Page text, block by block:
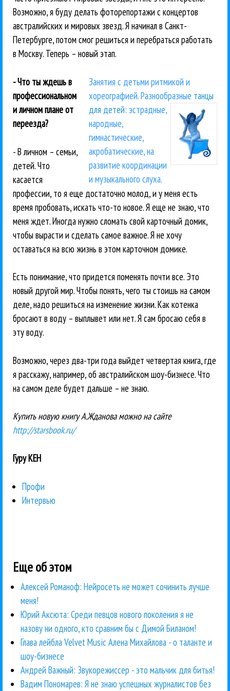
Возможно, я буду делать фоторепортажи с концертов
австралийских и мировых звезд. Я начинал в Санкт-
Петербурге, потом смог решиться и перебраться работать
в Москву. Теперь – новый этап.
Занятия с детьми ритмикой и
хореографией. Разнообразные танцы
для детей: эстрадные,
народные,
гимнастические,
акробатические, на
развитие координации
и музыкального слуха.
- Что ты ждешь в
профессиональном
и личном плане от
переезда?
- В личном – семьи,
детей. Что
касается
профессии, то я еще достаточно молод, и у меня есть
время пробовать, искать что-то новое. Я еще не знаю, что
меня ждет. Иногда нужно сломать свой карточный домик,
чтобы вырасти и сделать самое важное. Я не хочу
оставаться на всю жизнь в этом карточном домике.
Есть понимание, что придется поменять почти все. Это
новый другой мир. Чтобы понять, чего ты стоишь на самом
деле, надо решиться на изменение жизни. Как котенка
бросают в воду – выплывет или нет. Я сам бросаю себя в
эту воду.
Возможно, через два-три года выйдет четвертая книга, где
я расскажу, например, об австралийском шоу-бизнесе. Что
на самом деле будет дальше – не знаю.
Купить новую книгу А.Жданова можно на сайте
http://starsbook.ru/
Гуру КЕН
Профи
Интервью
Еще об этом
Алексей Романоф: Нейросеть не может сочинить лучше
меня!
Юрий Аксюта: Среди певцов нового поколения я не
назову ни одного, кто сравним бы с Димой Биланом!
Глава лейбла Velvet Music Алена Михайлова - о таланте и
шоу-бизнесе
Андрей Важный: Звукорежиссер - это мальчик для битья!
Вадим Пономарев: Я не знаю успешных журналистов без